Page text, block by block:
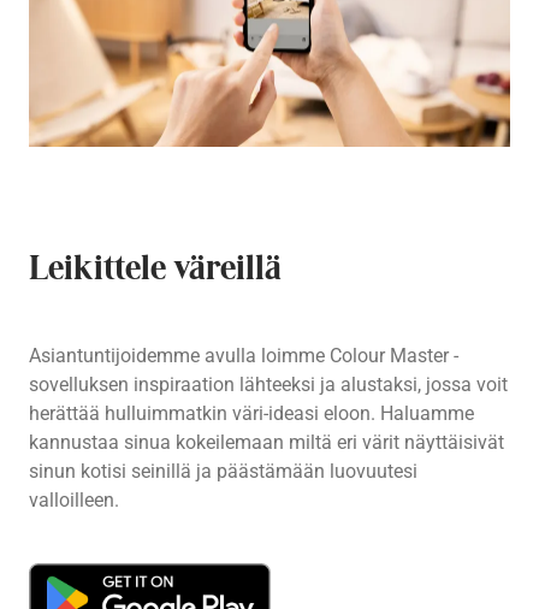
Leikittele väreillä
Asiantuntijoidemme avulla loimme Colour Master -
sovelluksen inspiraation lähteeksi ja alustaksi, jossa voit
herättää hulluimmatkin väri-ideasi eloon. Haluamme
kannustaa sinua kokeilemaan miltä eri värit näyttäisivät
sinun kotisi seinillä ja päästämään luovuutesi
valloilleen.